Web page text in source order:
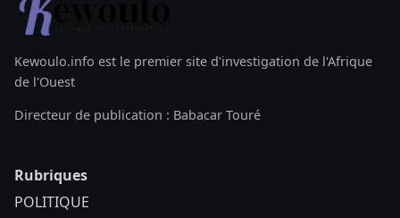
Kewoulo.info est le premier site d'investigation de l'Afrique
de l'Ouest
Directeur de publication : Babacar Touré
Rubriques
POLITIQUE